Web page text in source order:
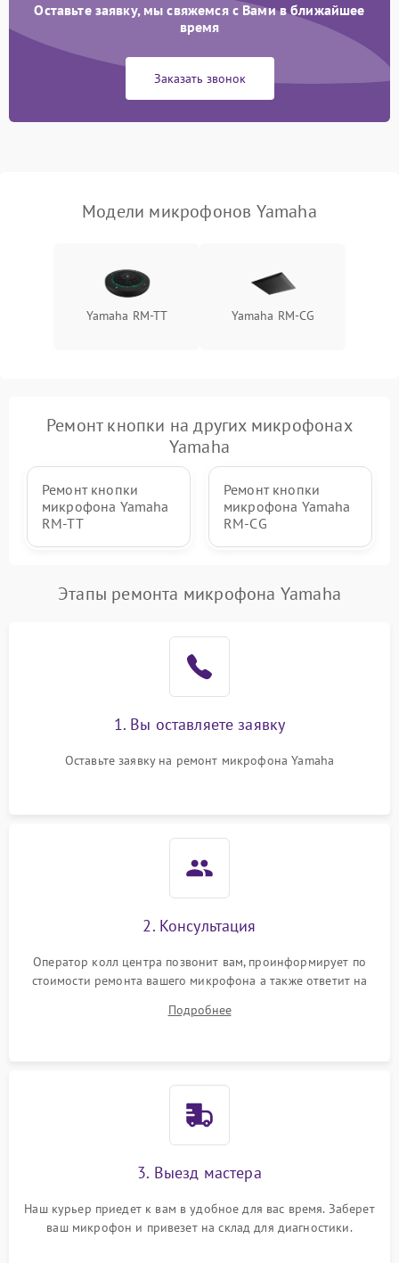
Неисправность антенны
микрофонов)
1000 ₽ Подробнее →
Неисправность модуля
беспроводных
микрофонов)
Оставьте заявку, мы свяжемся с Вами в ближайшее
время
Заказать звонок
Модели микрофонов Yamaha
Yamaha RM-TT Yamaha RM-CG
Ремонт кнопки на других микрофонах
Yamaha
Ремонт кнопки
микрофона Yamaha
RM-TT
Ремонт кнопки
микрофона Yamaha
RM-CG
Этапы ремонта микрофона Yamaha
1. Вы оставляете заявку
Оставьте заявку на ремонт микрофона Yamaha
2. Консультация
Оператор колл центра позвонит вам, проинформирует по
стоимости ремонта вашего микрофона а также ответит на
Подробнее
3. Выезд мастера
Наш курьер приедет к вам в удобное для вас время. Заберет
ваш микрофон и привезет на склад для диагностики.